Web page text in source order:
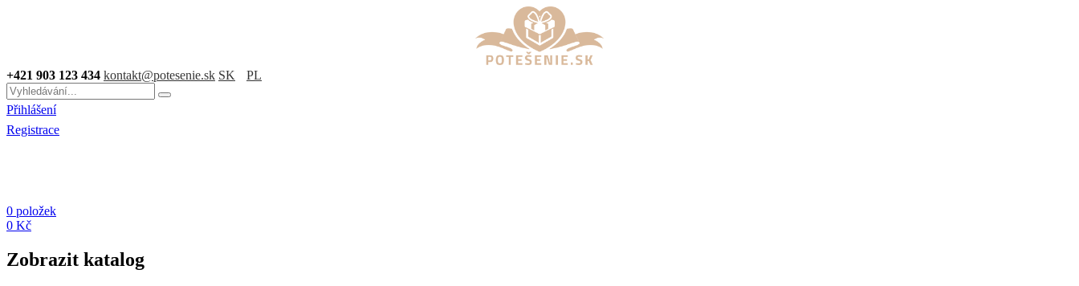
+421 903 123 434 kontakt@potesenie.sk SK PL
Přihlášení
Registrace
0 položek
0 Kč
Zobrazit katalog